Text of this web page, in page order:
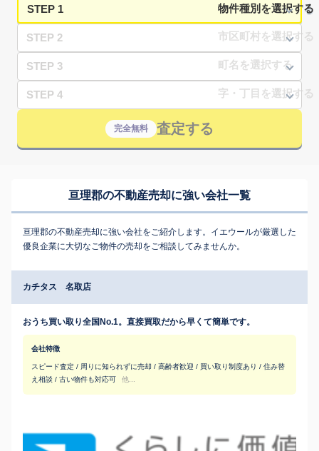
STEP 1
STEP 2
STEP 3
STEP 4
完全無料 査定する
亘理郡の不動産売却に強い会社一覧
亘理郡の不動産売却に強い会社をご紹介します。イエウールが厳選した
優良企業に大切なご物件の売却をご相談してみませんか。
カチタス 名取店
おうち買い取り全国No.1。直接買取だから早くて簡単です。
会社特徴
スピード査定 / 周りに知られずに売却 / 高齢者歓迎 / 買い取り制度あり / 住み替
え相談 / 古い物件も対応可
他...